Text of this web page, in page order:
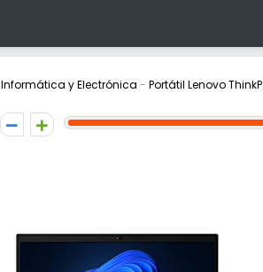
Informática y Electrónica - Portátil Lenovo